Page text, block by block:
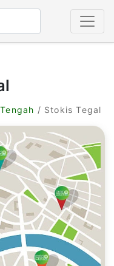
/ Stokis Tegal